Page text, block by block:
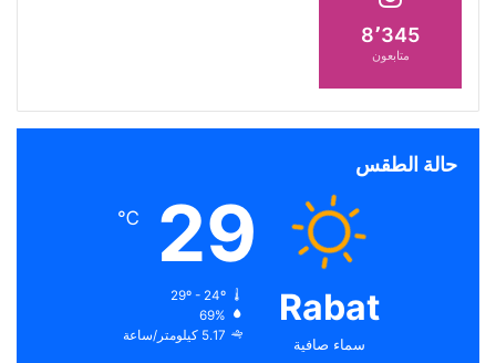
8٬345
متابعون
حالة الطقس
Rabat
سماء صافية
29
℃
29º - 24º
69%
5.17 كيلومتر/ساعة